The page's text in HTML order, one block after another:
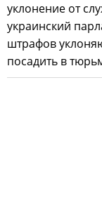
уклонение от
украинский
штрафов
посадить в